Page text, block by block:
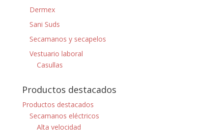
Dermex
Sani Suds
Secamanos y secapelos
Vestuario laboral
Casullas
Productos destacados
Productos destacados
Secamanos eléctricos
Alta velocidad